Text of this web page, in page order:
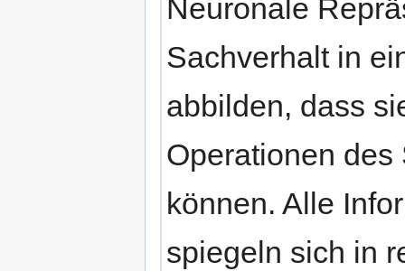
Neuronale
Sachverhalt in
abbilden, dass
Operationen des
können. Alle
spiegeln sich in